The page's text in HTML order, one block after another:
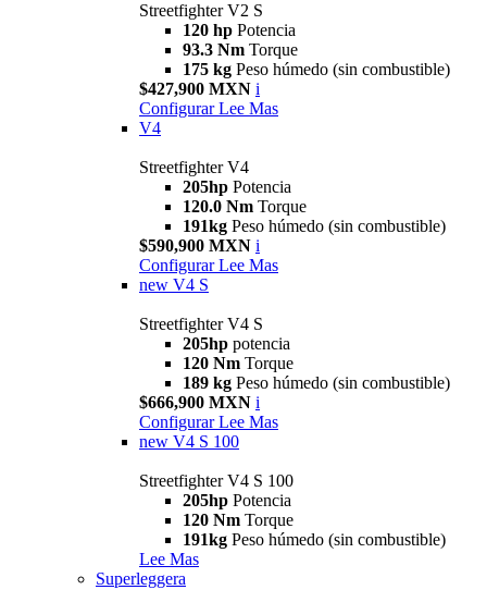
Streetfighter V2 S
120 hp Potencia
93.3 Nm Torque
175 kg Peso húmedo (sin combustible)
$427,900 MXN i
Configurar Lee Mas
V4
Streetfighter V4
205hp Potencia
120.0 Nm Torque
191kg Peso húmedo (sin combustible)
$590,900 MXN i
Configurar Lee Mas
new V4 S
Streetfighter V4 S
205hp potencia
120 Nm Torque
189 kg Peso húmedo (sin combustible)
$666,900 MXN i
Configurar Lee Mas
new V4 S 100
Streetfighter V4 S 100
205hp Potencia
120 Nm Torque
191kg Peso húmedo (sin combustible)
Lee Mas
Superleggera